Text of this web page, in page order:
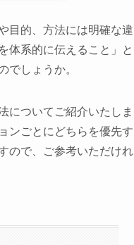
目的、方法には明確な違
体系的に伝えること」と
しょうか。
についてご紹介いたしま
ンごとにどちらを優先す
ので、ご参考いただけれ